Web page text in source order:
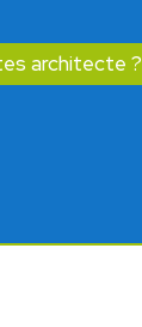
architecte ?